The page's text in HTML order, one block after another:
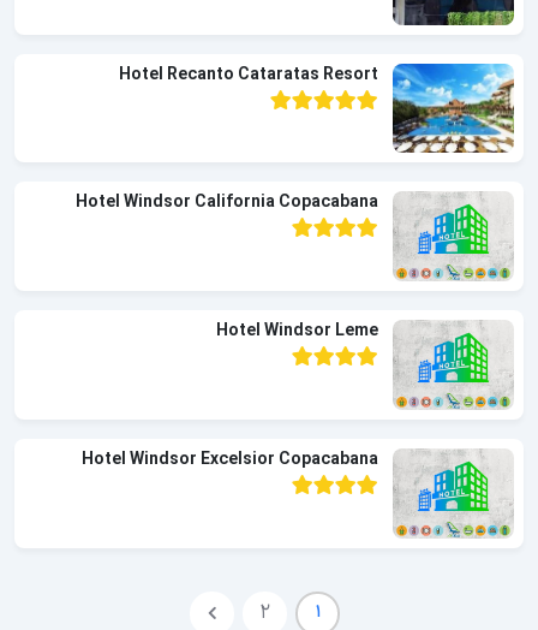
Hotel Recanto Cataratas Resort
Hotel Windsor California Copacabana
Hotel Windsor Leme
Hotel Windsor Excelsior Copacabana
1
2